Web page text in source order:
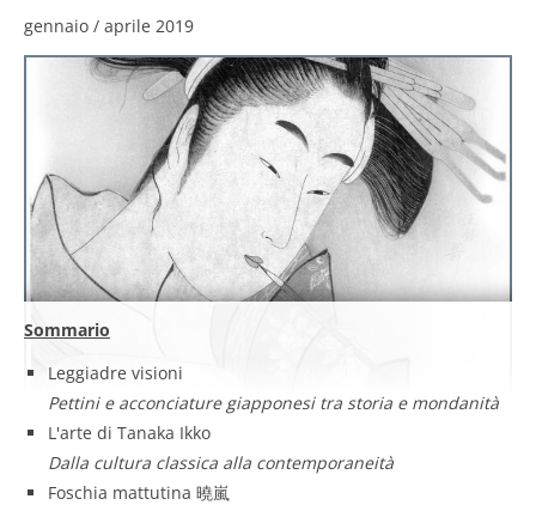
gennaio / aprile 2019
Sommario
Leggiadre visioni
Pettini e acconciature giapponesi tra storia e mondanità
L'arte di Tanaka Ikko
Dalla cultura classica alla contemporaneità
Foschia mattutina 曉嵐